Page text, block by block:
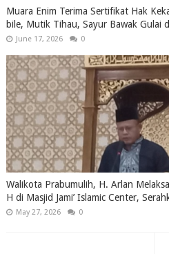
Muara Enim Terima Sertifikat Hak
bile, Mutik Tihau, Sayur Bawak Gulai
June 17, 2026 0
Walikota Prabumulih, H. Arlan
H di Masjid Jami’ Islamic Center,
May 27, 2026 0